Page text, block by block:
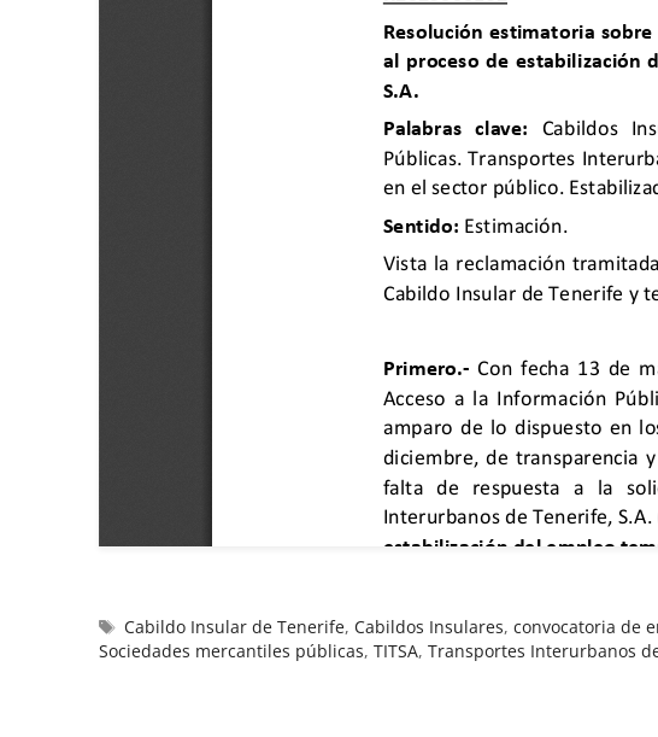
Cabildo Insular de Tenerife,Cabildos Insulares,convocatoria de
Sociedades mercantiles públicas, TITSA, Transportes Interurbanos